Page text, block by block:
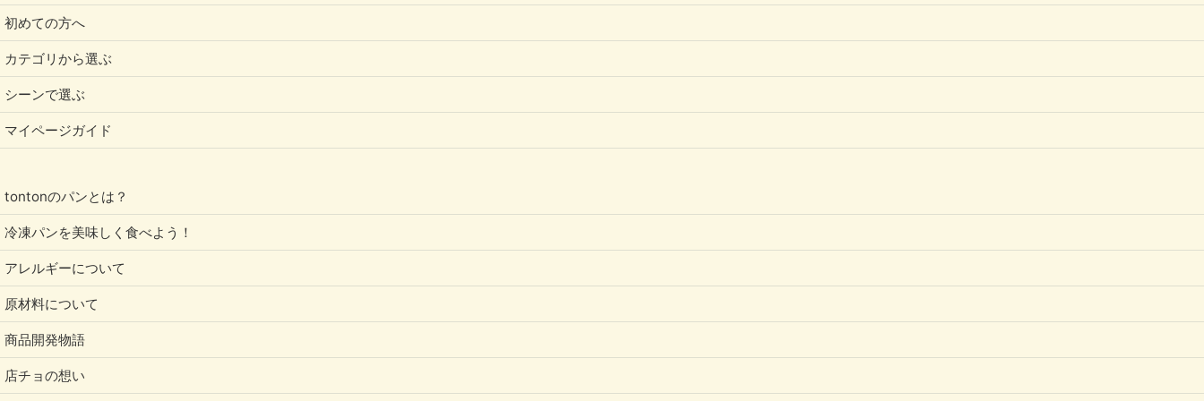
初めての方へ
カテゴリから選ぶ
シーンで選ぶ
マイページガイド
tontonのパンとは？
冷凍パンを美味しく食べよう！
アレルギーについて
原材料について
商品開発物語
店チョの想い